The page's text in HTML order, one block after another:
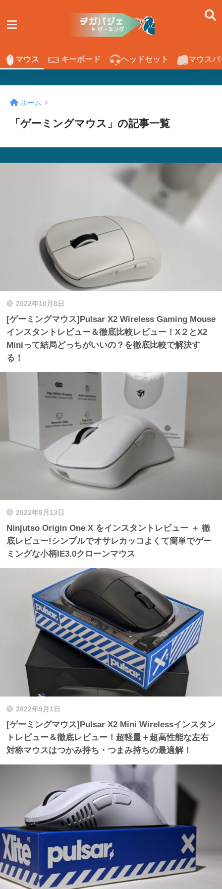
マウス キーボード ヘッドセット マウスパ
ホーム
「ゲーミングマウス」の記事一覧
2022年10月8日
[ゲーミングマウス]Pulsar X2 Wireless Gaming Mouse
インスタントレビュー＆徹底比較レビュー！X２とX2
Miniって結局どっちがいいの？を徹底比較で解決す
る！
2022年9月13日
Ninjutso Origin One X をインスタントレビュー ＋ 徹
底レビュー!シンプルでオサレカッコよくて簡単でゲー
ミングな小柄IE3.0クローンマウス
2022年9月1日
[ゲーミングマウス]Pulsar X2 Mini Wirelessインスタン
トレビュー＆徹底レビュー！超軽量＋超高性能な左右
対称マウスはつかみ持ち・つまみ持ちの最適解！